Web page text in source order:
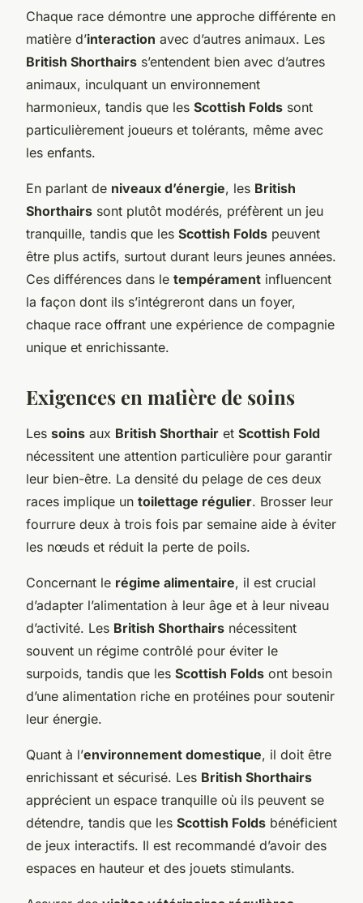
Chaque race démontre une approche différente en
matière d’interaction avec d’autres animaux. Les
British Shorthairs s’entendent bien avec d’autres
animaux, inculquant un environnement
harmonieux, tandis que les Scottish Folds sont
particulièrement joueurs et tolérants, même avec
les enfants.
En parlant de niveaux d’énergie, les British
Shorthairs sont plutôt modérés, préfèrent un jeu
tranquille, tandis que les Scottish Folds peuvent
être plus actifs, surtout durant leurs jeunes années.
Ces différences dans le tempérament influencent
la façon dont ils s’intégreront dans un foyer,
chaque race offrant une expérience de compagnie
unique et enrichissante.
Exigences en matière de soins
Les soins aux British Shorthair et Scottish Fold
nécessitent une attention particulière pour garantir
leur bien-être. La densité du pelage de ces deux
races implique un toilettage régulier. Brosser leur
fourrure deux à trois fois par semaine aide à éviter
les nœuds et réduit la perte de poils.
Concernant le régime alimentaire, il est crucial
d’adapter l’alimentation à leur âge et à leur niveau
d’activité. Les British Shorthairs nécessitent
souvent un régime contrôlé pour éviter le
surpoids, tandis que les Scottish Folds ont besoin
d’une alimentation riche en protéines pour soutenir
leur énergie.
Quant à l’environnement domestique, il doit être
enrichissant et sécurisé. Les British Shorthairs
apprécient un espace tranquille où ils peuvent se
détendre, tandis que les Scottish Folds bénéficient
de jeux interactifs. Il est recommandé d’avoir des
espaces en hauteur et des jouets stimulants.